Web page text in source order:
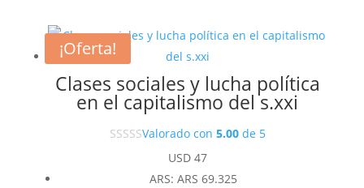
Clases sociales y lucha política
en el capitalismo del s.xxi
Valorado con 5.00de 5
USD47
ARS: ARS 69.325
¡Oferta!